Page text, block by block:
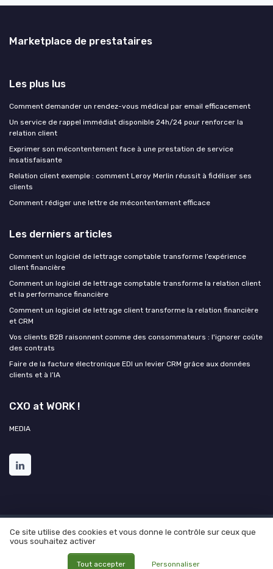
Marketplace de prestataires
Les plus lus
Comment demander un rendez-vous médical par email efficacement
Un service de rappel immédiat disponible 24h/24 pour renforcer la
relation client
Exprimer son mécontentement face à une prestation de service
insatisfaisante
Relation client exemple : comment Leroy Merlin réussit à fidéliser ses
clients
Comment rédiger une lettre de mécontentement efficace
Les derniers articles
Comment un logiciel de lettrage comptable transforme l’expérience
client financière
Comment un logiciel de lettrage comptable transforme la relation client
et la performance financière
Comment un logiciel de lettrage client transforme la relation financière
et CRM
Vos clients B2B raisonnent comme des consommateurs : l'ignorer coûte
des contrats
Faire de la facture électronique EDI un levier CRM grâce aux données
clients et à l’IA
CXO at WORK !
MEDIA
Mentions légales Politique de confidentialité
Grande
Enquête 2025 sur l'IA et les directions de l'expérience client
© CXO at WORK ! 2026
Ce site utilise des cookies et vous donne le contrôle sur ceux que
vous souhaitez activer
Tout accepter Personnaliser